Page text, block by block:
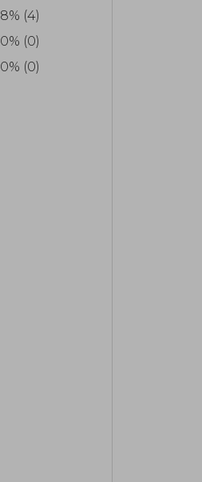
8% (4)
0% (0)
0% (0)